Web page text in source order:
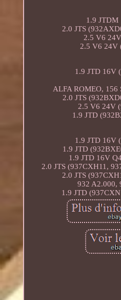
1.9 JTDM
2.0 JTS
2.5 V6
2.5 V6 24V
1.9 JTD 16V
ALFA ROMEO, 156
2.0 JTS
2.5 V6 24V
1.9 JTD
1.9 JTD 16V
1.9 JTD
1.9 JTD 16V
2.0 JTS (937CXH11,
2.0 JTS
932 A2.000,
1.9 JTD